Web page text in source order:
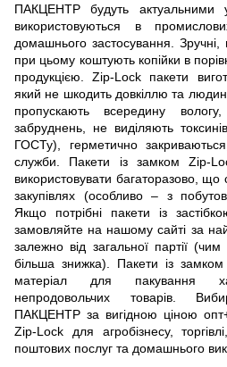
ПАКЦЕНТР будуть актуальними
використовуються в
домашнього застосування. Зручні,
при цьому коштують копійки в
продукцією. Zip-Lock пакети
який не шкодить довкіллю та
пропускають всередину
забруднень, не виділяють
ГОСТу), герметично
служби. Пакети із замком Zip-
використовувати багаторазово, що
закупівлях (особливо – з
Якщо потрібні пакети із
замовляйте на нашому сайті за
залежно від загальної партії
більша знижка). Пакети із
матеріал для пакування
непродовольчих товарів.
ПАКЦЕНТР за вигідною ціною
Zip-Lock для агробізнесу,
поштових послуг та домашнього